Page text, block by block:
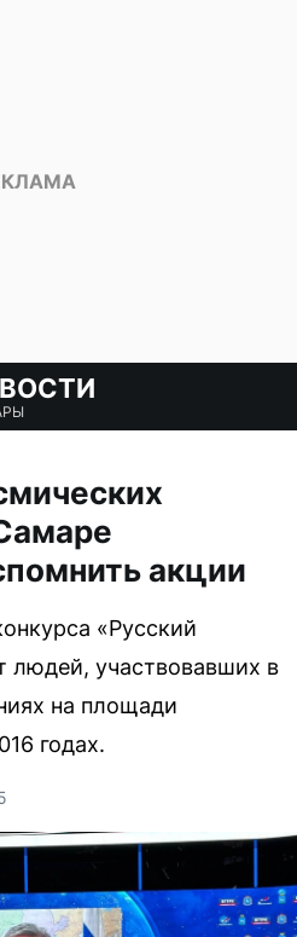
акции
«Русский
людей, участвовавших в
на площади
годах.